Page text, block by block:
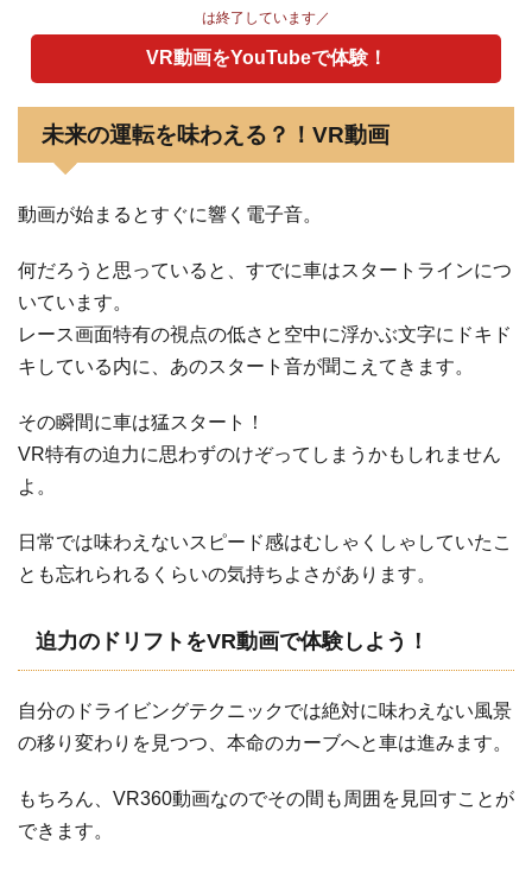
は終了しています／
VR動画をYouTubeで体験！
未来の運転を味わえる？！VR動画
動画が始まるとすぐに響く電子音。
何だろうと思っていると、すでに車はスタートラインにつ
いています。
レース画面特有の視点の低さと空中に浮かぶ文字にドキド
キしている内に、あのスタート音が聞こえてきます。
その瞬間に車は猛スタート！
VR特有の迫力に思わずのけぞってしまうかもしれません
よ。
日常では味わえないスピード感はむしゃくしゃしていたこ
とも忘れられるくらいの気持ちよさがあります。
迫力のドリフトをVR動画で体験しよう！
自分のドライビングテクニックでは絶対に味わえない風景
の移り変わりを見つつ、本命のカーブへと車は進みます。
もちろん、VR360動画なのでその間も周囲を見回すことが
できます。